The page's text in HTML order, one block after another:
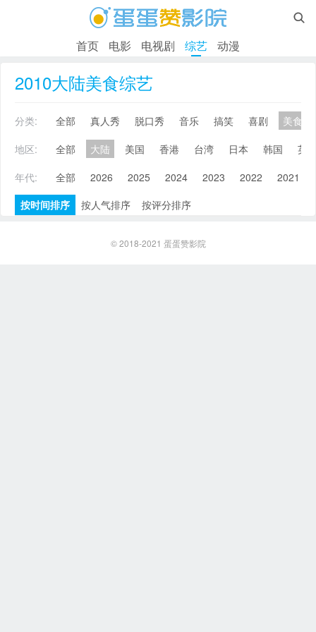

首页 电影 电视剧 综艺 动漫
2010大陆美食综艺
分类: 全部 真人秀 脱口秀 音乐 搞笑 喜剧
美食
地区:
全部 大陆 美国 香港 台湾 日本 韩国
英
年代:
全部 2026 2025 2024 2023 2022 2021
按时间排序
按人气排序 按评分排序
© 2018-2021 蛋蛋赞影院